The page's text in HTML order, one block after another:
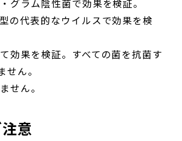
グラム陰性菌で効果を検証。
の代表的なウイルスで効果を検
効果を検証。すべての菌を抗菌す
せん。
せん。
意